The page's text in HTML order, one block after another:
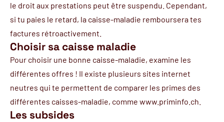
le droit aux prestations peut être suspendu. Cependant,
si tu paies le retard, la caisse-maladie remboursera tes
factures rétroactivement.
Choisir sa caisse maladie
Pour choisir une bonne caisse-maladie, examine les
différentes offres ! Il existe plusieurs sites internet
neutres qui te permettent de comparer les primes des
différentes caisses-maladie, comme www.priminfo.ch.
Les subsides